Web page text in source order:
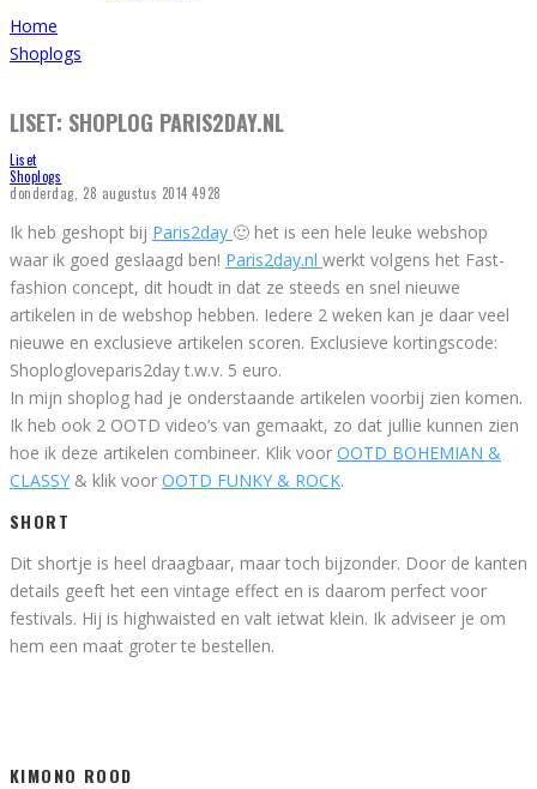
Home
Shoplogs
LISET: SHOPLOG PARIS2DAY.NL
Liset
Shoplogs
donderdag, 28 augustus 2014 4928
Ik heb geshopt bij Paris2day 🙂 het is een hele leuke webshop
waar ik goed geslaagd ben! Paris2day.nl werkt volgens het Fast-
fashion concept, dit houdt in dat ze steeds en snel nieuwe
artikelen in de webshop hebben. Iedere 2 weken kan je daar veel
nieuwe en exclusieve artikelen scoren. Exclusieve kortingscode:
Shoplogloveparis2day t.w.v. 5 euro.
In mijn shoplog had je onderstaande artikelen voorbij zien komen.
Ik heb ook 2 OOTD video’s van gemaakt, zo dat jullie kunnen zien
hoe ik deze artikelen combineer. Klik voor OOTD BOHEMIAN &
CLASSY & klik voor OOTD FUNKY & ROCK.
SHORT
Dit shortje is heel draagbaar, maar toch bijzonder. Door de kanten
details geeft het een vintage effect en is daarom perfect voor
festivals. Hij is highwaisted en valt ietwat klein. Ik adviseer je om
hem een maat groter te bestellen.
KIMONO ROOD